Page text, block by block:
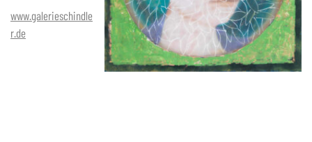
www.galerieschindle
r.de